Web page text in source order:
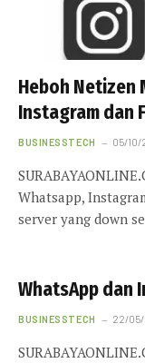
Heboh Netizen
Instagram dan
BUSINESSTECH 05/10/
Whatsapp,
server yang down
WhatsApp dan
BUSINESSTECH 22/05/